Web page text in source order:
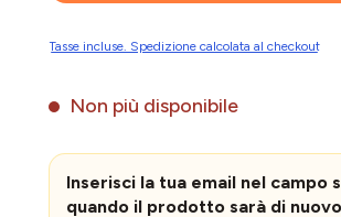
Tasse incluse. Spedizione calcolata al checkout
Non più disponibile
Inserisci la tua email nel
quando il prodotto sarà di